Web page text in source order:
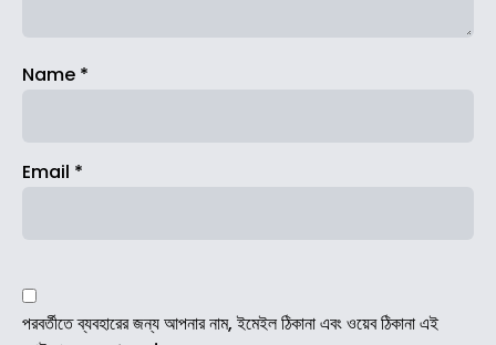
Name *
Email *
পরবর্তীতে ব্যবহারের জন্য আপনার নাম, ইমেইল ঠিকানা এবং ওয়েব ঠিকানা এই